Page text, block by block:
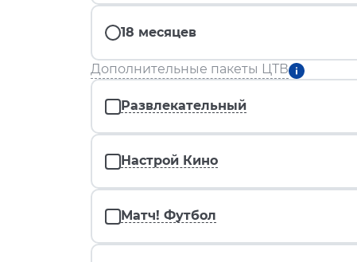
18 месяцев
Дополнительные пакеты ЦТВ
Развлекательный
Настрой Кино
Матч! Футбол